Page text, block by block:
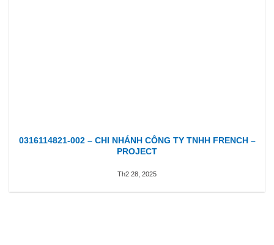
0316114821-002 – CHI NHÁNH CÔNG TY TNHH FRENCH –
PROJECT
Th2 28, 2025